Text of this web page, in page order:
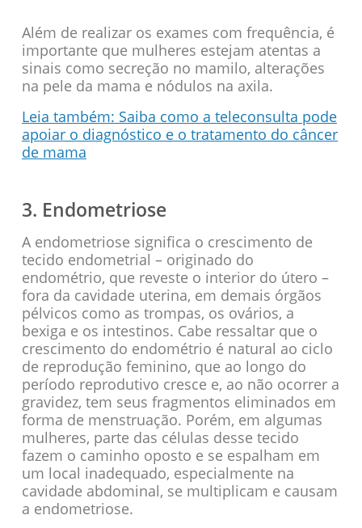
Além de realizar os exames com frequência, é
importante que mulheres estejam atentas a
sinais como secreção no mamilo, alterações
na pele da mama e nódulos na axila.
Leia também: Saiba como a teleconsulta pode
apoiar o diagnóstico e o tratamento do câncer
de mama
3. Endometriose
A endometriose significa o crescimento de
tecido endometrial – originado do
endométrio, que reveste o interior do útero –
fora da cavidade uterina, em demais órgãos
pélvicos como as trompas, os ovários, a
bexiga e os intestinos. Cabe ressaltar que o
crescimento do endométrio é natural ao ciclo
de reprodução feminino, que ao longo do
período reprodutivo cresce e, ao não ocorrer a
gravidez, tem seus fragmentos eliminados em
forma de menstruação. Porém, em algumas
mulheres, parte das células desse tecido
fazem o caminho oposto e se espalham em
um local inadequado, especialmente na
cavidade abdominal, se multiplicam e causam
a endometriose.